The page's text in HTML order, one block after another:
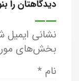
دیدگاهتان را
نشانی ایمیل
بخش‌های
نام *